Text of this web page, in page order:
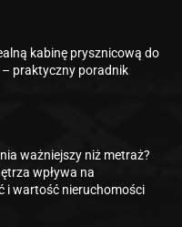
kabinę prysznicową do
– praktyczny poradnik
ważniejszy niż metraż?
wpływa na
i wartość nieruchomości